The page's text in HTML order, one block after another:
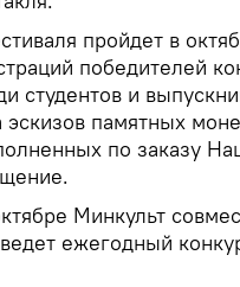
пройдет в
победителей
студентов и
эскизов памятных
по заказу
Минкульт
ежегодный